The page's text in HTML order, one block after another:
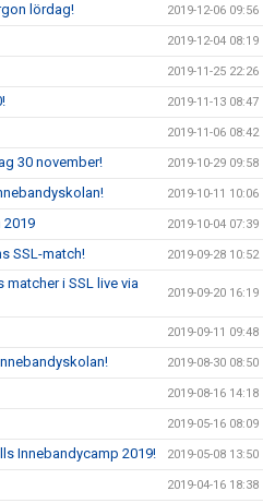
lördag! 2019-12-06 09:56
2019-12-04 08:19
2019-11-25 22:26
2019-11-13 08:47
2019-11-06 08:42
30 november! 2019-10-29 09:58
2019-10-11 10:06
2019 2019-10-04 07:39
SSL-match! 2019-09-28 10:52
i SSL live via
2019-09-20 16:19
2019-09-11 09:48
2019-08-30 08:50
2019-08-16 14:18
2019-05-16 08:09
Innebandycamp 2019! 2019-05-08 13:50
2019-04-16 18:38